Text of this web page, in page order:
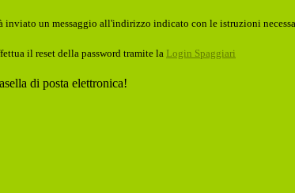
inviato un messaggio all'indirizzo indicato con le istruzioni
il reset della password tramite la Login Spaggiari
di posta elettronica!